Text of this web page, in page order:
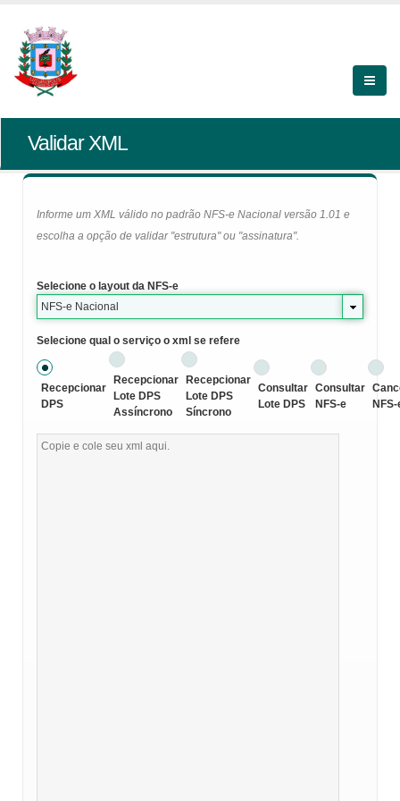
Validar XML
Informe um XML válido no padrão NFS-e Nacional versão 1.01 e
escolha a opção de validar "estrutura" ou "assinatura".
Selecione o layout da NFS-e
NFS-e Nacional
Selecione qual o serviço o xml se refere
Recepcionar
DPS
Recepcionar
Lote DPS
Assíncrono
Recepcionar
Lote DPS
Síncrono
Consultar
Lote DPS
Consultar
NFS-e
NFS-